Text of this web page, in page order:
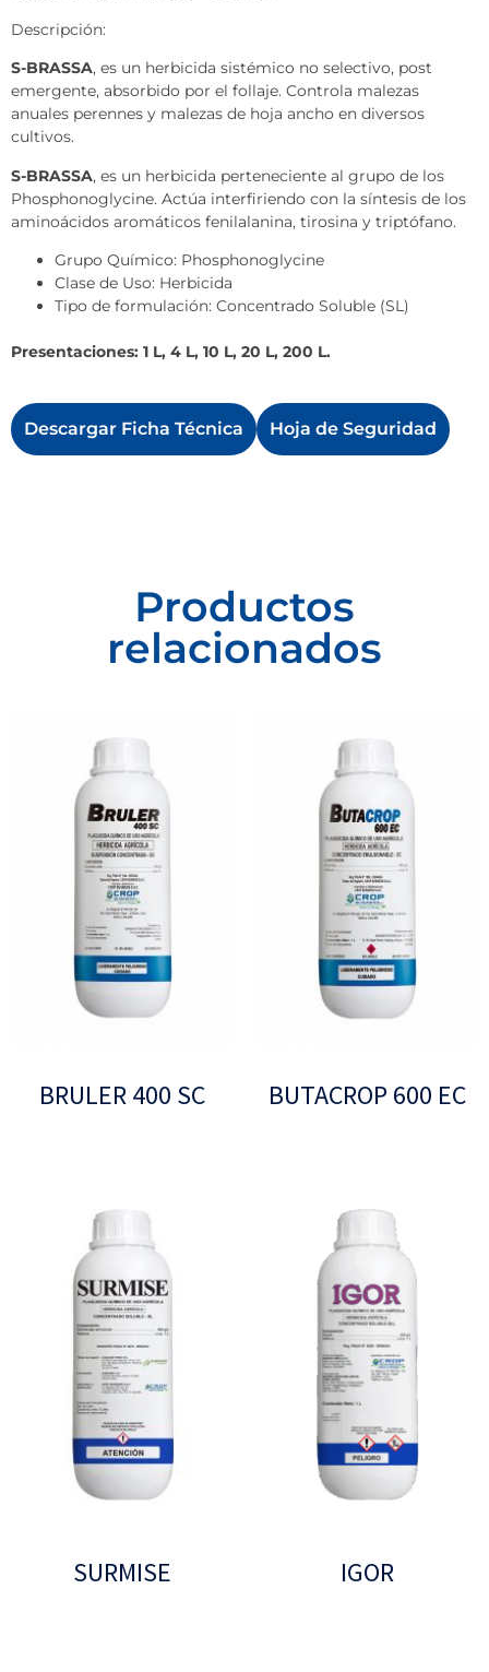
Descripción:
S-BRASSA, es un herbicida sistémico no selectivo, post
emergente, absorbido por el follaje. Controla malezas
anuales perennes y malezas de hoja ancho en diversos
cultivos.
S-BRASSA, es un herbicida perteneciente al grupo de los
Phosphonoglycine. Actúa interfiriendo con la síntesis de los
aminoácidos aromáticos fenilalanina, tirosina y triptófano.
Grupo Químico: Phosphonoglycine
Clase de Uso: Herbicida
Tipo de formulación: Concentrado Soluble (SL)
Presentaciones: 1 L, 4 L, 10 L, 20 L, 200 L.
Descargar Ficha Técnica Hoja de Seguridad
Productos
relacionados
BRULER 400 SC BUTACROP 600 EC
SURMISE IGOR